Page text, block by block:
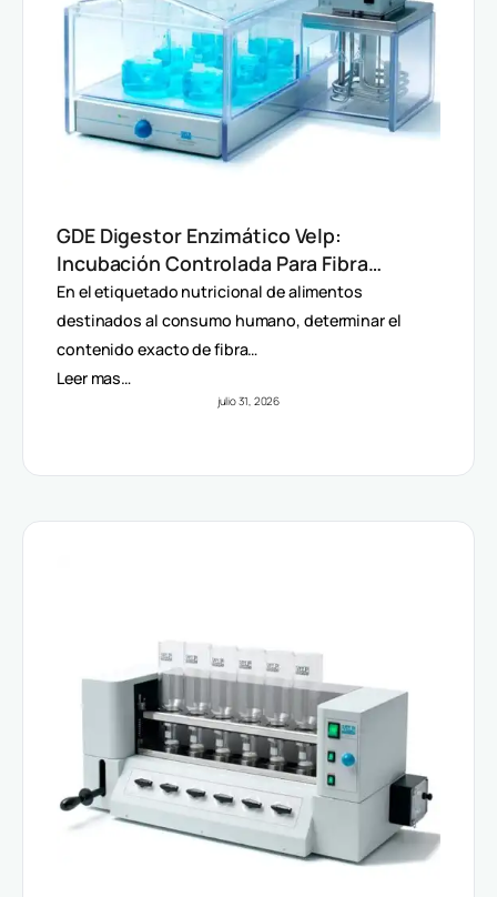
GDE Digestor Enzimático Velp:
Incubación Controlada Para Fibra
Dietética (AOAC)
En el etiquetado nutricional de alimentos
destinados al consumo humano, determinar el
contenido exacto de fibra…
Leer mas…
julio 31, 2026